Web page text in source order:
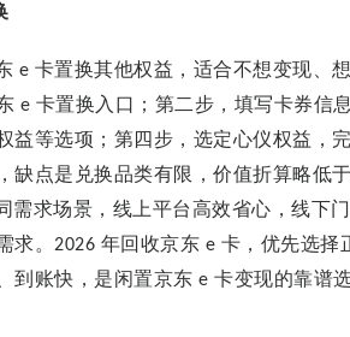
e 卡置换其他权益，适合不想变现、
e 卡置换入口；第二步，填写卡券信
益等选项；第四步，选定心仪权益，
缺点是兑换品类有限，价值折算略低
需求场景，线上平台高效省心，线下
求。 2026 年回收京东 e 卡，优先选择
到账快，是闲置京东 e 卡变现的靠谱选